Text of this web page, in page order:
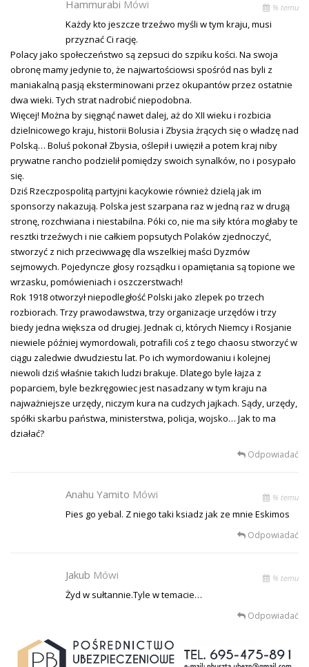
Hammurabi Mówi % temu
Każdy kto jeszcze trzeźwo myśli w tym kraju, musi
przyznać Ci rację.
Polacy jako społeczeństwo są zepsuci do szpiku kości. Na swoja
obronę mamy jedynie to, że najwartościowsi spośród nas byli z
maniakalną pasją eksterminowani przez okupantów przez ostatnie
dwa wieki. Tych strat nadrobić niepodobna.
Więcej! Można by sięgnąć nawet dalej, aż do XII wieku i rozbicia
dzielnicowego kraju, historii Bolusia i Zbysia żrących się o władzę nad
Polską… Boluś pokonał Zbysia, oślepił i uwięził a potem kraj niby
prywatne rancho podzielił pomiędzy swoich synalków, no i posypało
się.
Dziś Rzeczpospolitą partyjni kacykowie również dzielą jak im
sponsorzy nakazują. Polska jest szarpana raz w jedną raz w drugą
stronę, rozchwiana i niestabilna. Póki co, nie ma siły która mogłaby te
resztki trzeźwych i nie całkiem popsutych Polaków zjednoczyć,
stworzyć z nich przeciwwagę dla wszelkiej maści Dyzmów
sejmowych. Pojedyncze głosy rozsądku i opamiętania są topione we
wrzasku, pomówieniach i oszczerstwach!
Rok 1918 otworzył niepodległość Polski jako zlepek po trzech
rozbiorach. Trzy prawodawstwa, trzy organizacje urzędów i trzy
biedy jedna większa od drugiej. Jednak ci, których Niemcy i Rosjanie
niewiele później wymordowali, potrafili coś z tego chaosu stworzyć w
ciągu zaledwie dwudziestu lat. Po ich wymordowaniu i kolejnej
niewoli dziś właśnie takich ludzi brakuje. Dlatego byle łajza z
poparciem, byle bezkręgowiec jest nasadzany w tym kraju na
najważniejsze urzędy, niczym kura na cudzych jajkach. Sądy, urzędy,
spółki skarbu państwa, ministerstwa, policja, wojsko… Jak to ma
działać?
Odpowiadać
Anahu Yamito Mówi % temu
Pies go yebal. Z niego taki ksiadz jak ze mnie Eskimos
Odpowiadać
Jakub Mówi % temu
Żyd w sułtannie.Tyle w temacie…
Odpowiadać